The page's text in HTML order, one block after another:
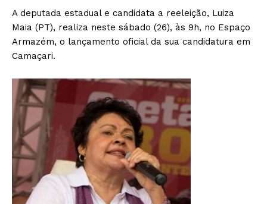
A deputada estadual e candidata a reeleição, Luiza
Maia (PT), realiza neste sábado (26), às 9h, no Espaço
Armazém, o lançamento oficial da sua candidatura em
Camaçari.